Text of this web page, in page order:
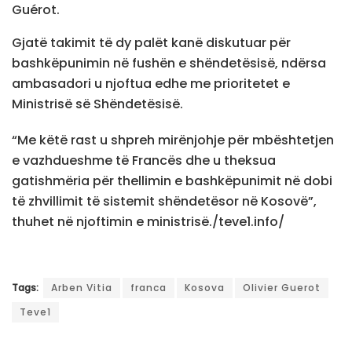
Guérot.
Gjatë takimit të dy palët kanë diskutuar për
bashkëpunimin në fushën e shëndetësisë, ndërsa
ambasadori u njoftua edhe me prioritetet e
Ministrisë së Shëndetësisë.
“Me këtë rast u shpreh mirënjohje për mbështetjen
e vazhdueshme të Francës dhe u theksua
gatishmëria për thellimin e bashkëpunimit në dobi
të zhvillimit të sistemit shëndetësor në Kosovë”,
thuhet në njoftimin e ministrisë./teve1.info/
Tags: Arben Vitia franca Kosova
Olivier Guerot
Teve1